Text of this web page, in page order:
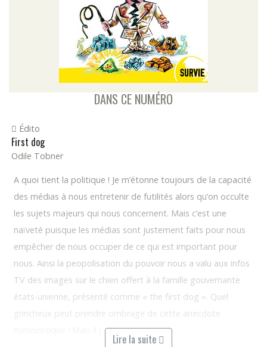
DANS CE NUMÉRO
Édito
First dog
Odile Tobner
A quoi tient la politique ! Je m’étonne toujours de la capacité
des médias à nous entretenir de futilités alors qu’on occulte
les sujets majeurs qui nous concernent. Mais c’est une
naïveté puisque les médias sont justement faits pour nous
empêcher de nous occuper de ce qui est important pour
nous. Ainsi la peopolisation du pouvoir nous a valu aux infos
TV des images sur le chien offert à la famille gouvernante
états-unienne, présenté comme « the first dog ». Quel
grincheux peut prendre ombrage de cette anecdote
humoristique ! Mais il (…)
Lire la suite